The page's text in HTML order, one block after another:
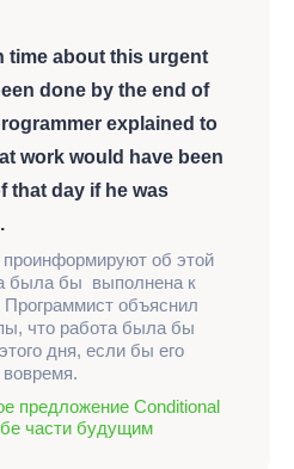
time about this urgent
done by the end of
explained to
work would have been
that day if he was
об этой
была бы выполнена к
Программист объяснил
что работа была бы
дня, если бы его
предложение Conditional
части будущим